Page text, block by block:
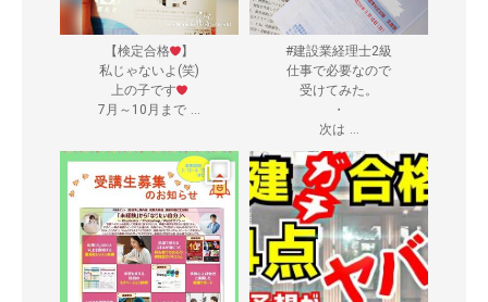
【検定合格
】
私じゃないよ(笑)
上の子です
7月～10月まで ...
#建設業経理士2級
仕事で必要なので
受けてみた。
・
次は ...